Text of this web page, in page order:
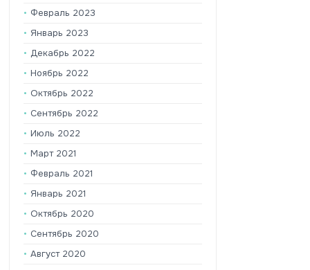
Февраль 2023
Январь 2023
Декабрь 2022
Ноябрь 2022
Октябрь 2022
Сентябрь 2022
Июль 2022
Март 2021
Февраль 2021
Январь 2021
Октябрь 2020
Сентябрь 2020
Август 2020